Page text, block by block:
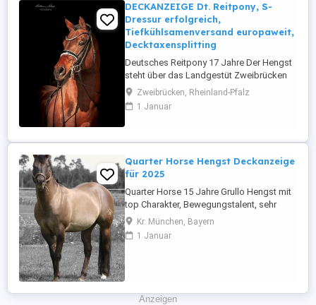
DECKANZEIGE Dt. Reitpony, S-
Dressur erfolgreich,
Tiefkühlsamenversand europaweit,
Decktaxensplitting
Deutsches Reitpony 17 Jahre Der Hengst
steht über das Landgestüt Zweibrücken
zur Verfügung. Der Einsatz erfolgt über
Tiefkühlsamen, der Versand ist europweit
möglich: CANDIS vM ist ein gekörter und
Zweibrücken, Rheinland-Pfalz
1 Januar
Quarter Horse Hengst Deckanzeige
für 2025
Quarter Horse 15 Jahre Grullo Hengst mit
top Charakter, Bewegungstalent, sehr
gutes Exterieur, deckt an der Hand, auf
den Fotos alles Töcher und Söhne von
ihm , Tupferprobe und Influenza nötig ,.
Kr. München, Bayern
1 Januar
Anzeigen